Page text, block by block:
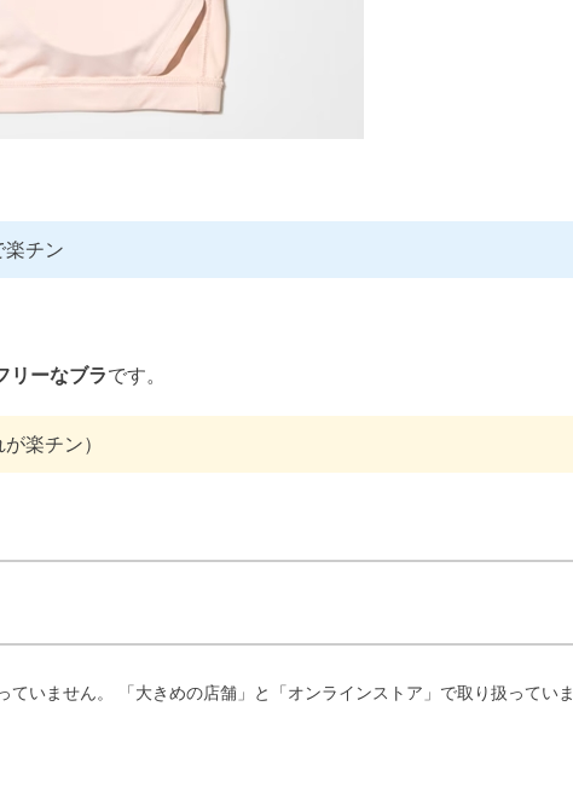
楽チン
リーなブラです。
楽チン）
ていません。 「大きめの店舗」と「オンラインストア」で取り扱っていま